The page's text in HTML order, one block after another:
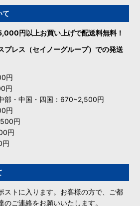
て
円以上お買い上げで配送料無料！
プレス（セイノーグループ）での発送
円
円
部・中国・四国：670~2,500円
円
円
円
円
ストに入ります。お客様の方で、ご都
ご連絡をお願いいたします。